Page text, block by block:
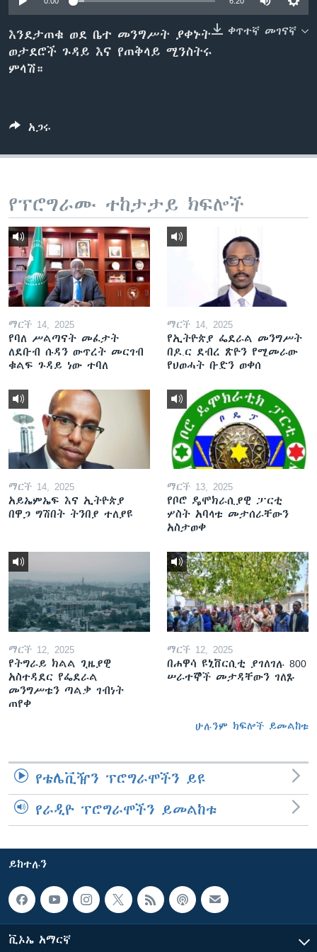
ቋንቋዎች
ቀጥተኛ መገናኛ
እንደታጠቁ ወደ ቤተ መንግሥት ያቀኑት
ወታደሮች ጉዳይ እና የጠቅላይ ሚንስትሩ
ምላሽ።
አጋሩ
የፕሮግራሙ ተከታታይ ክፍሎች
ማርች 14, 2025
የባለ ሥልጣናት መፈታት
ለደቡብ ሱዳን ውጥረት መርገብ
ቁልፍ ጉዳይ ነው ተባለ
ማርች 14, 2025
የኢትዮጵያ ፌደራል መንግሥት
በዶ.ር ደብረ ጽዮን የሚመራው
የህወሓት ቡድን ወቀሰ
ማርች 14, 2025
አይኤምኤፍ እና ኢትዮጵያ
በዋጋ ግሽበት ትንበያ ተለያዩ
ማርች 13, 2025
የቦሮ ዴሞክራሲያዊ ፓርቲ
ሦስት አባላቱ መታሰራቸውን
አስታወቀ
ማርች 12, 2025
የትግራይ ክልል ጊዜያዊ
አስተዳደር የፌደራል
መንግሥቱን ጣልቃ ገብነት
ጠየቀ
ማርች 12, 2025
በሐዋሳ ዩኒቨርሲቲ ያገለገሉ 800
ሠራተኞች መታዳቸውን ገለጹ
ሁሉንም ክፍሎች ይመልከቱ
የቴሌቪዥን ፕሮግራሞችን ይዩ
የራዲዮ ፕሮግራሞችን ይመልከቱ
ይከተሉን
ቪኦኤ አማርኛ